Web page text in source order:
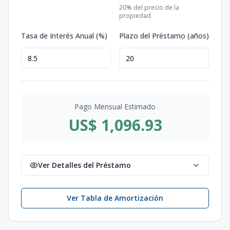
20% del precio de la
propiedad
Tasa de Interés Anual (%) Plazo del Préstamo (años)
Pago Mensual Estimado
US$ 1,096.93
Ver Detalles del Préstamo
Ver Tabla de Amortización